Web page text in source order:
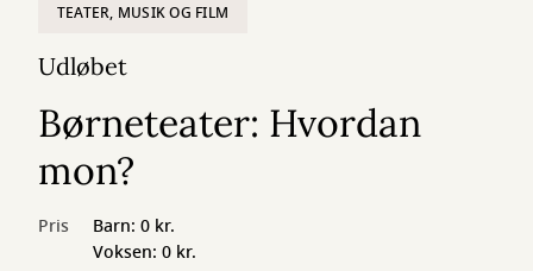
TEATER, MUSIK OG FILM
Udløbet
Børneteater: Hvordan
mon?
Pris
Barn: 0 kr.
Voksen: 0 kr.